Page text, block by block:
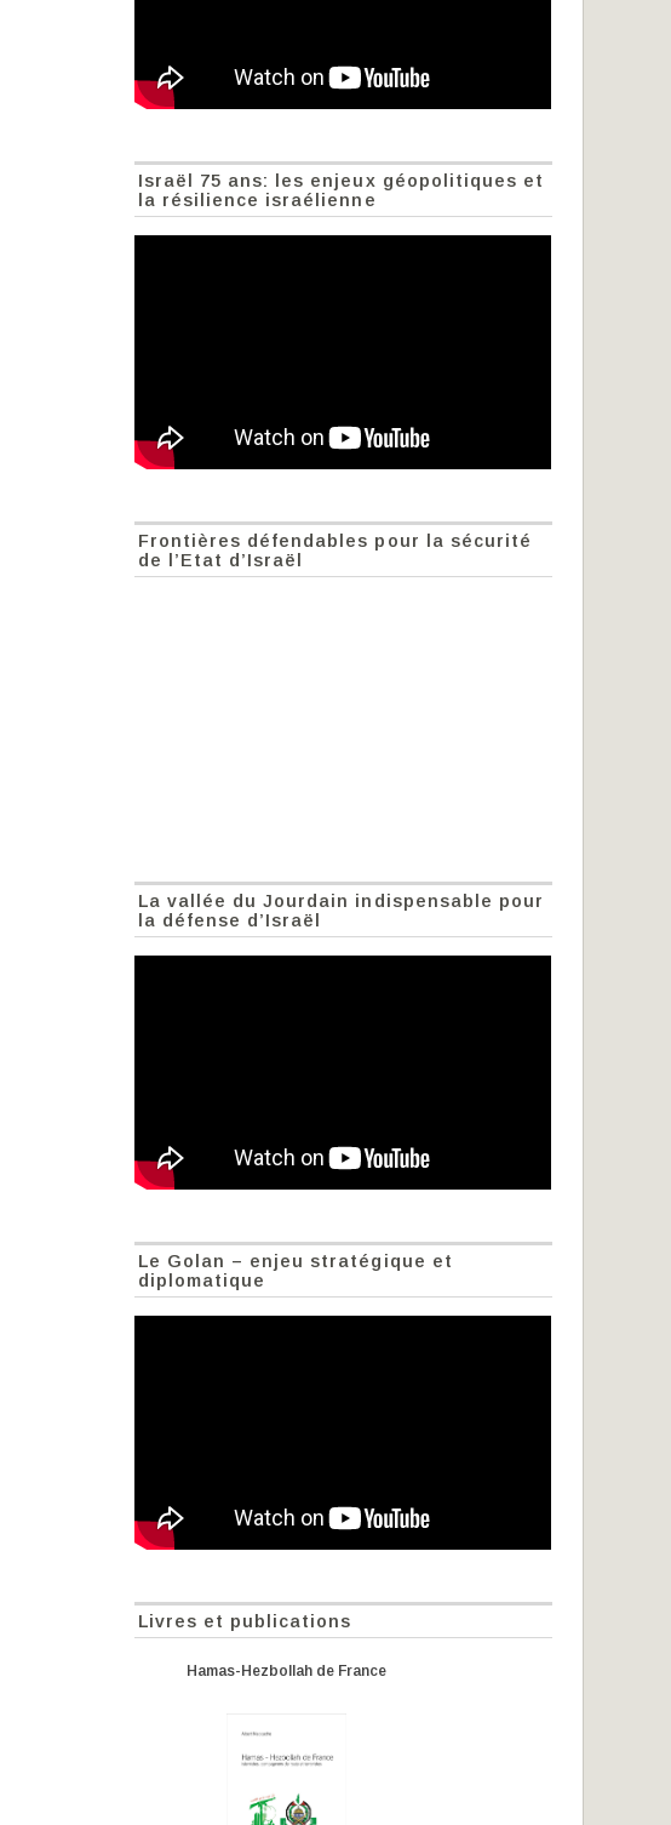
Israël 75 ans: les enjeux géopolitiques et
la résilience israélienne
Frontières défendables pour la sécurité
de l’Etat d’Israël
La vallée du Jourdain indispensable pour
la défense d’Israël
Le Golan – enjeu stratégique et
diplomatique
Livres et publications
Hamas-Hezbollah de France